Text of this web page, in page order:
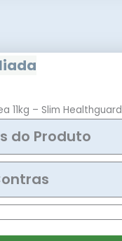
11kg – Slim Healthguard
do Produto